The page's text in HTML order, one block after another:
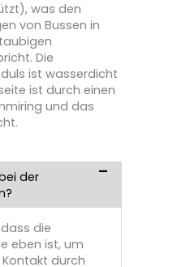
was den
von Bussen in
Die
ist wasserdicht
ist durch einen
und das
der
die
eben ist, um
durch